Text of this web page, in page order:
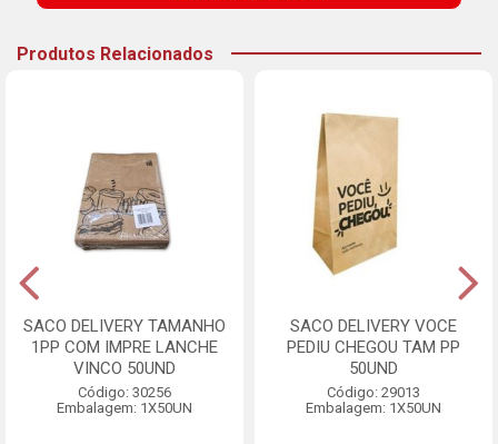
Produtos Relacionados
SACO DELIVERY TAMANHO
1PP COM IMPRE LANCHE
VINCO 50UND
Código: 30256
Embalagem: 1X50UN
SACO DELIVERY VOCE
PEDIU CHEGOU TAM PP
50UND
Código: 29013
Embalagem: 1X50UN